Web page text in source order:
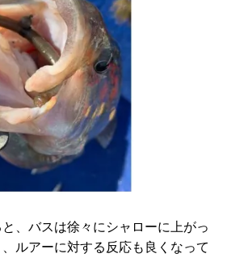
、バスは徐々にシャローに上がっ
ルアーに対する反応も良くなって